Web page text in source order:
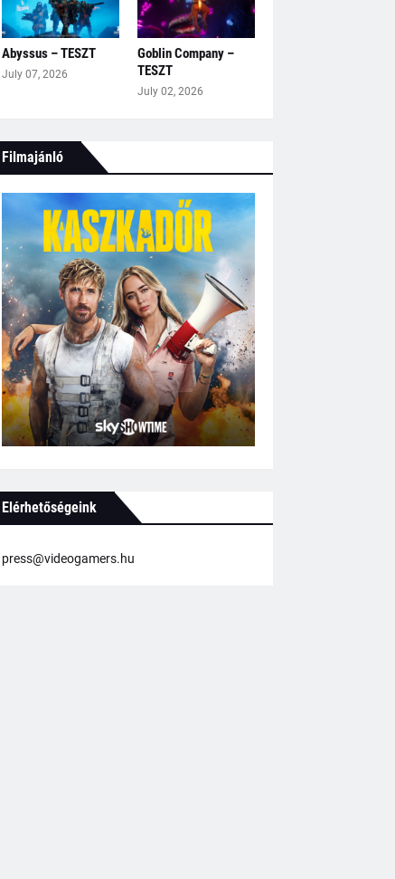
Abyssus – TESZT
July 07, 2026
Goblin Company –
TESZT
July 02, 2026
Filmajánló
Elérhetőségeink
press@videogamers.hu